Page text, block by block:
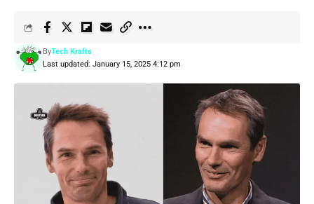
Last updated: January 15, 2025 4:12 pm
ByTech Krafts